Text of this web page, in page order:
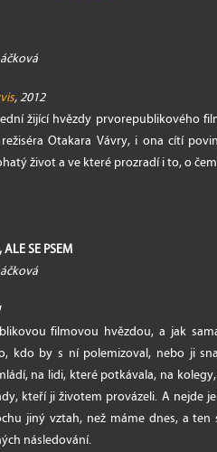
, 2012
žijící hvězdy prvorepublikového
Otakara Vávry, i ona cítí
život a ve které prozradí i to, o
SE PSEM
filmovou hvězdou, a jak
kdo by s ní polemizoval, nebo ji
na lidi, které potkávala, na
kteří ji životem provázeli. A nejde
jiný vztah, než máme dnes, a ten
následování.